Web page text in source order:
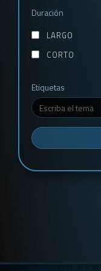
Duración
LARGO
CORTO
Etiquetas